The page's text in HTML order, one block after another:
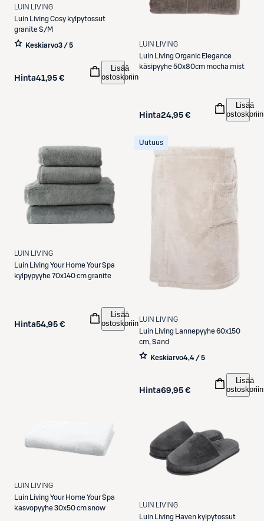
LUIN LIVING
Luin Living Cosy kylpytossut
granite S/M
Keskiarvo3 / 5
Hinta41,95 €
Lisää
ostoskoriin
LUIN LIVING
Luin Living Organic Elegance
käsipyyhe 50x80cm mocha mist
Hinta24,95 €
Lisää
ostoskoriin
LUIN LIVING
Luin Living Your Home Your Spa
kylpypyyhe 70x140 cm granite
Hinta54,95 €
Lisää
ostoskoriin
Uutuus
LUIN LIVING
Luin Living
Lannepyyhe 60x150
cm, Sand
Keskiarvo4,4 / 5
Hinta69,95 €
Lisää
ostoskoriin
LUIN LIVING
Luin Living Your Home Your Spa
kasvopyyhe 30x50 cm snow
LUIN LIVING
Luin Living Haven kylpytossut